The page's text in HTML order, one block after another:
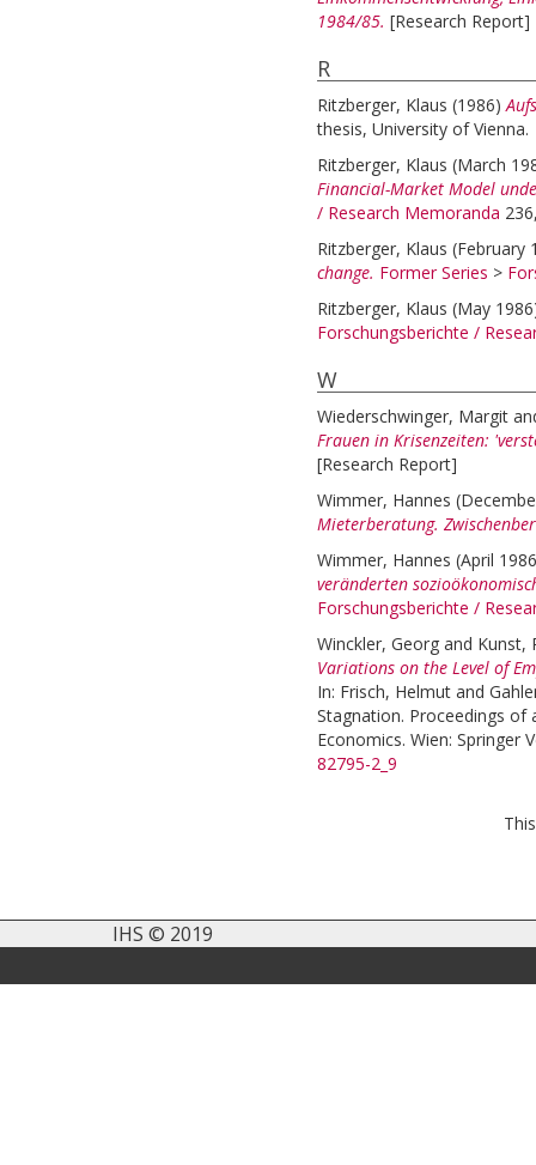
1984/85. [Research Report]
R
Ritzberger, Klaus (1986)
thesis, University of Vienna.
Ritzberger, Klaus (March
Financial-Market Model
/ Research Memoranda
Ritzberger, Klaus (February
change. Former Series >
Ritzberger, Klaus (May
Forschungsberichte /
W
Wiederschwinger, Margit
Frauen in Krisenzeiten:
[Research Report]
Wimmer, Hannes
Mieterberatung.
Wimmer, Hannes (April
veränderten
Forschungsberichte /
Winckler, Georg and Kunst,
Variations on the Level of
In: Frisch, Helmut and
Stagnation. Proceedings of
Economics. Wien: Springer
82795-2_9
IHS © 2019